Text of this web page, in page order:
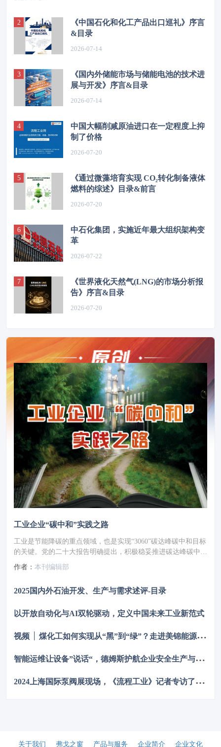
《中国石化和化工产品出口巡礼》序言
&目录
2026-07-14
《国内外储能市场与储能电池的技术进
展与开发》序言&目录
2026-07-14
中国大幅削减原油进口在一定程度上抑
制了价格
2026-07-20
《通过微藻培育实现 CO₂转化制备液体
燃料的综述》目录&前言
2026-07-20
中石化集团，实施近年最大组织架构变
革
2026-07-22
《世界液化天然气(LNG)的市场分析报
告》序言&目录
2026-07-20
工业企业“碳中和”实践之路
工业是节能降碳的重点领域，也是实现“3060”碳达峰碳中和目标
的关键。党的二十大报告明确提出，积极稳妥推进碳达峰碳中
和，推进降碳、减污、扩绿、增长，完善能源消耗总量和强度调
控，重点控制化石能源消费，逐步转向碳排放总量和强度“双
展方面的成就，了解当下的创新技术和应用，《流程工业》编辑
国内外优秀的工业企业分享观点和产业实践，为广大的流程工业
作者： 本刊编辑部
2025国内外石油开发、生产与需求述评-目录
以开放自动化与AI双轮驱动，定义中国未来工业新范式
视
频 │ 煤化工如何实现从“黑”到“绿”？走进美锦能源低碳发展标杆项目
智
能运维让设备”说话“，德姆斯护航企业安全生产与降本增效
2
024上海国际泵阀展现场，《流程工业》记者专访了中国善若泵业科技有限公司总经理 卢阳
关于我们 弗戈之窗 产品与服务 企业简介 企业文化